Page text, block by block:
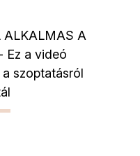
ALKALMAS A
Ez a videó
szoptatásról